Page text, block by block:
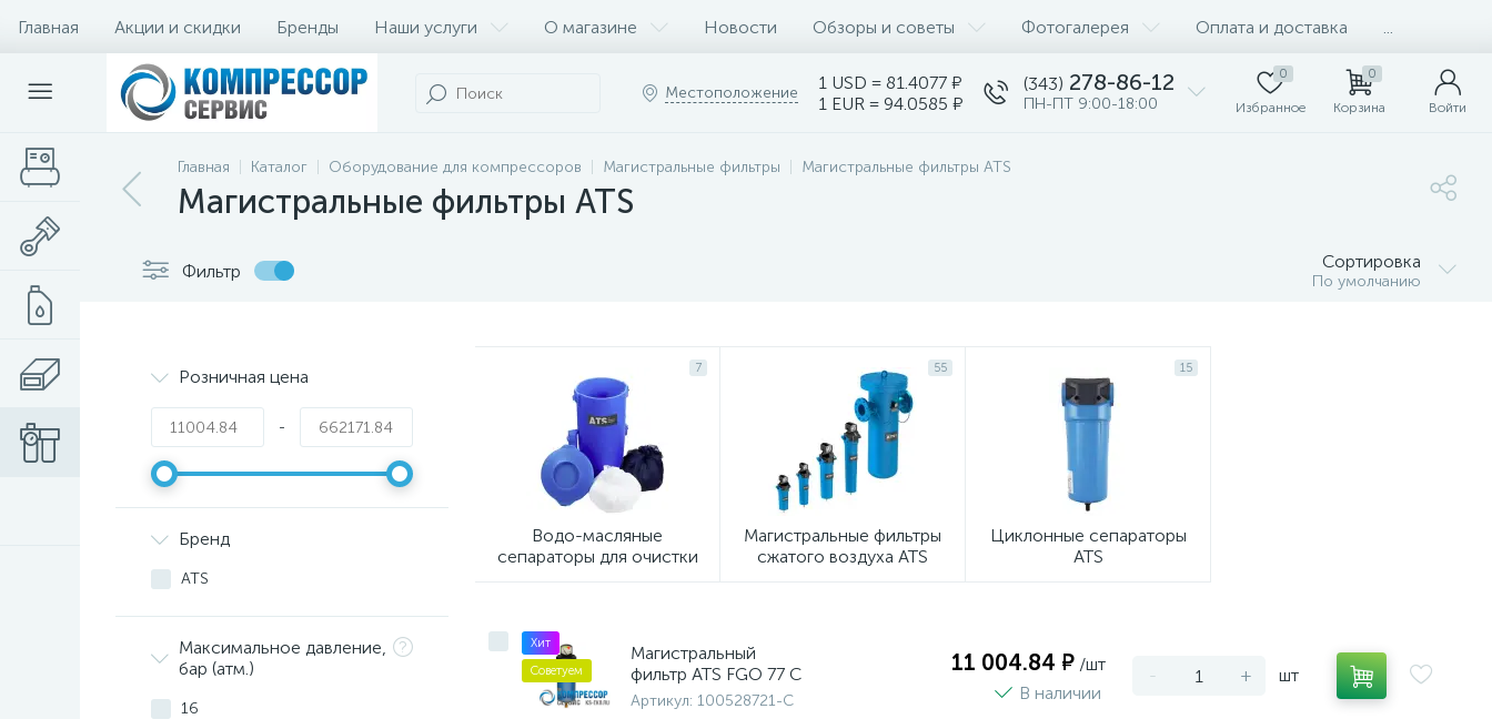
Главная Акции и скидки Бренды Наши услуги О магазине Новости Обзоры и советы Фотогалерея Оплата и доставка
Местоположение
1 USD = 81.4077 ₽
1 EUR = 94.0585 ₽
(343) 278-86-12
ПН-ПТ 9:00-18:00
0
Избранное
0
Корзина Войти
Главная Каталог Оборудование для компрессоров Магистральные фильтры Магистральные фильтры ATS
Магистральные фильтры ATS
Фильтр Сортировка
По умолчанию
Розничная цена
-
Бренд
ATS
Максимальное давление,
бар (атм.)
16
7
Водо-масляные
сепараторы для очистки
55
Магистральные фильтры
сжатого воздуха ATS
15
Циклонные сепараторы
ATS
Хит
Советуем
Магистральный
фильтр ATS FGO 77 C
Артикул: 100528721-C
11 004.84 ₽ /шт
В наличии
- + шт